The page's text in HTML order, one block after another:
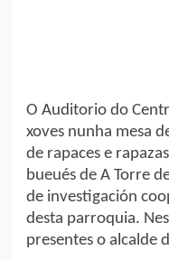
O Auditorio do
xoves nunha mesa
de rapaces e
bueués de A Torre
de investigación
desta parroquia.
presentes o alcalde